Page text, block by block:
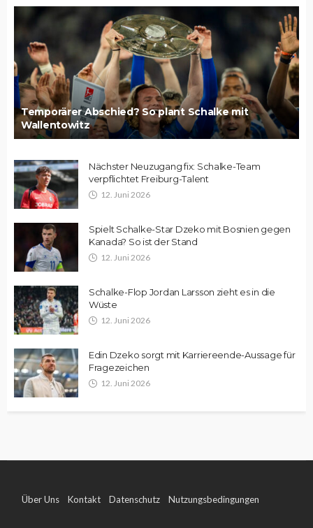
Temporärer Abschied? So plant Schalke mit
Wallentowitz
Nächster Neuzugang fix: Schalke-Team
verpflichtet Freiburg-Talent
12. Juni 2026
Spielt Schalke-Star Dzeko mit Bosnien gegen
Kanada? So ist der Stand
12. Juni 2026
Schalke-Flop Jordan Larsson zieht es in die
Wüste
12. Juni 2026
Edin Dzeko sorgt mit Karriereende-Aussage für
Fragezeichen
12. Juni 2026
Über Uns Kontakt Datenschutz Nutzungsbedingungen